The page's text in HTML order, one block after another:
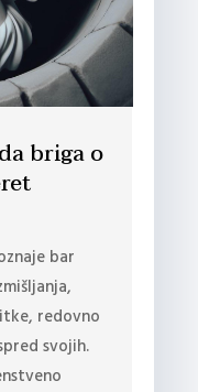
briga o
bar
redovno
svojih.